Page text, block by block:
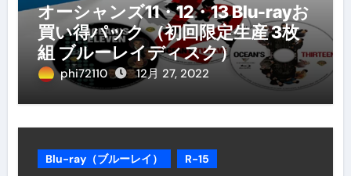
オーシャンズ11・12・13 Blu-rayお
買い得パック （初回限定生産 3枚
組 ブルーレイディスク）
phi72110 12月 27, 2022
Blu-ray（ブルーレイ） R-15